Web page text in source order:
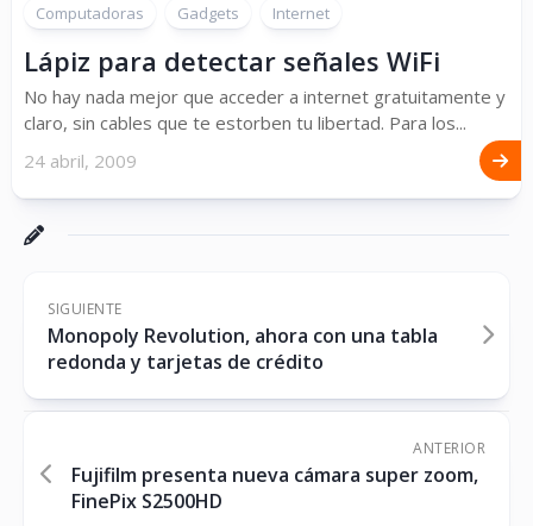
Computadoras Gadgets Internet
Lápiz para detectar señales WiFi
No hay nada mejor que acceder a internet gratuitamente y
claro, sin cables que te estorben tu libertad. Para los...
24 abril, 2009
SIGUIENTE
Monopoly Revolution, ahora con una tabla
redonda y tarjetas de crédito
ANTERIOR
Fujifilm presenta nueva cámara super zoom,
FinePix S2500HD